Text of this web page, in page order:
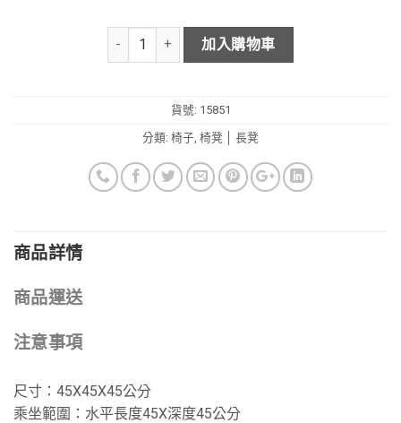
加入購物車
貨號: 15851
分類: 椅子 椅凳 │ 長凳
商品詳情
商品運送
注意事項
尺寸：45X45X45公分
乘坐範圍：水平長度45X深度45公分